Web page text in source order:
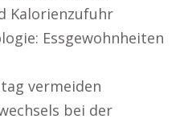
Kalorienzufuhr
Essgewohnheiten
vermeiden
bei der